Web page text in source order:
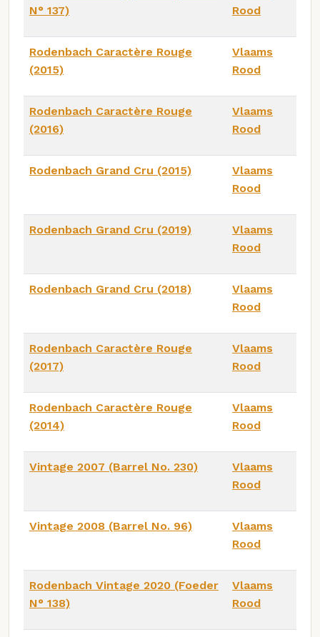
N° 137)
Rood
Rodenbach Caractère Rouge
(2015)
Vlaams
Rood
Rodenbach Caractère Rouge
(2016)
Vlaams
Rood
Rodenbach Grand Cru (2015)
Vlaams
Rood
Rodenbach Grand Cru (2019)
Vlaams
Rood
Rodenbach Grand Cru (2018)
Vlaams
Rood
Rodenbach Caractère Rouge
(2017)
Vlaams
Rood
Rodenbach Caractère Rouge
(2014)
Vlaams
Rood
Vintage 2007 (Barrel No. 230)
Vlaams
Rood
Vintage 2008 (Barrel No. 96)
Vlaams
Rood
Rodenbach Vintage 2020 (Foeder
N° 138)
Vlaams
Rood